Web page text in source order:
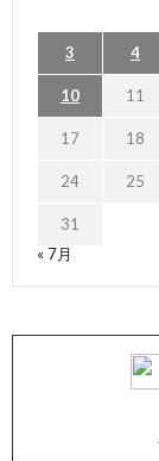
3 4
10 11
17 18
24 25
31
« 7月